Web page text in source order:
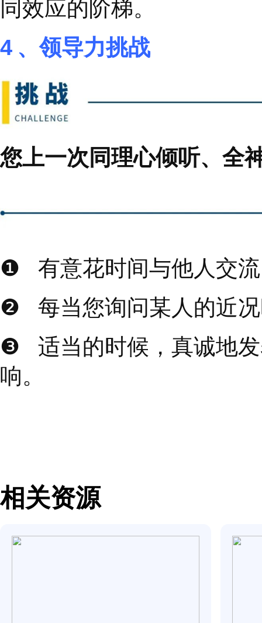
例，每天一定与妻子
中可能发生的摩擦，
式。通常我扮演儿子
方式，我们不但能够
够继续作为榜样，向
待，这样一来，很多
态，没有发展壮大的
蓄也会让问题迎刃而
在商业领域，您可以
在问题出现之前，在
理解别人，这是有效